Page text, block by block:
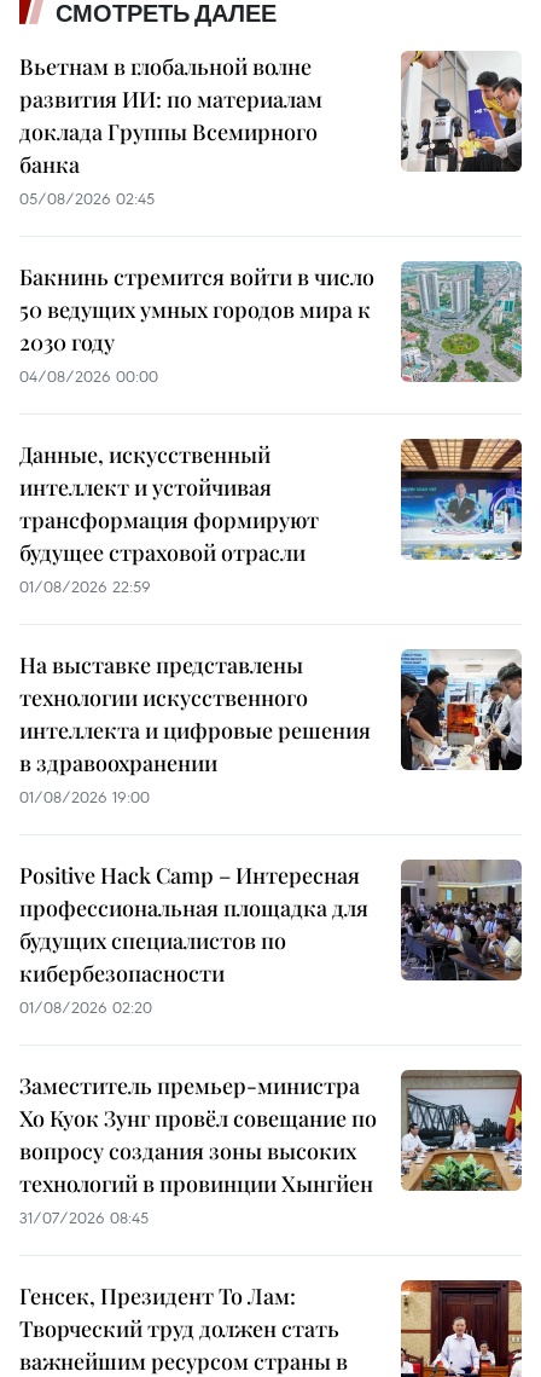
СМОТРЕТЬ ДАЛЕЕ
Вьетнам в глобальной волне
развития ИИ: по материалам
доклада Группы Всемирного
банка
05/08/2026 02:45
Бакнинь стремится войти в число
50 ведущих умных городов мира к
2030 году
04/08/2026 00:00
Данные, искусственный
интеллект и устойчивая
трансформация формируют
будущее страховой отрасли
01/08/2026 22:59
На выставке представлены
технологии искусственного
интеллекта и цифровые решения
в здравоохранении
01/08/2026 19:00
Positive Hack Camp – Интересная
профессиональная площадка для
будущих специалистов по
кибербезопасности
01/08/2026 02:20
Заместитель премьер-министра
Хо Куок Зунг провёл совещание по
вопросу создания зоны высоких
технологий в провинции Хынгйен
31/07/2026 08:45
Генсек, Президент То Лам:
Творческий труд должен стать
важнейшим ресурсом страны в